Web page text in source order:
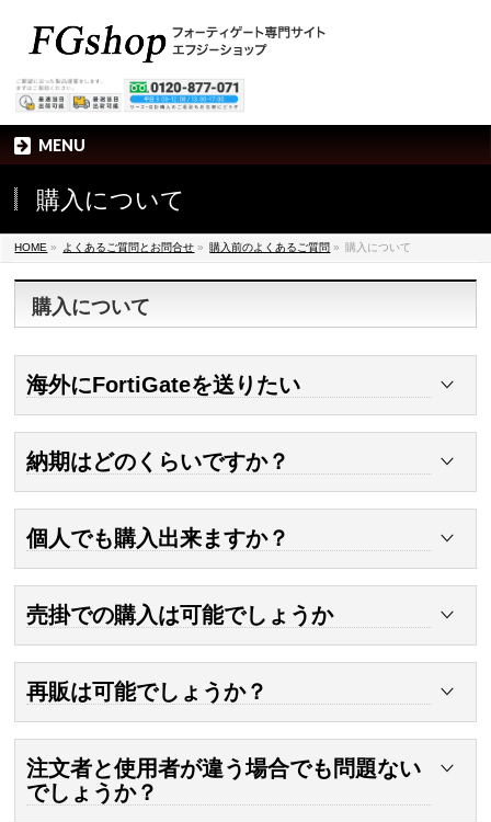
MENU
購入について
HOME » よくあるご質問とお問合せ » 購入前のよくあるご質問 » 購入について
購入について
海外にFortiGateを送りたい
弊社で販売しているFortiGateは海外に輸出した場合の保守
などの提供が出来ないため日本でのご利用が前提で販売を行
っております。
そのため、輸出に関する書類などは発行しておりません。
納期はどのくらいですか？
在庫が御座いましたら、入金確認後1営業日以内に発送致し
ます。
午前中に入金確認が出来ましたら当日発送も可能です。
個人でも購入出来ますか？
はい、個人でも購入可能です。
最近は、個人宅でもセキュリティーを強化する為にご利用さ
れる方が多いです。
売掛での購入は可能でしょうか
売掛での購入をご希望のお客様には事前審査を行っておりま
す。
電話もしくは、メールにてお問合せください。
再販は可能でしょうか？
はい、可能です。
ご注文時は、販売者様でご注文頂きユーザー登録の際に、販
売店情報とエンドユーザー様情報の登録がございますので、
販売店としてご登録して頂ければ、大丈夫です。
注文者と使用者が違う場合でも問題ない
でしょうか？